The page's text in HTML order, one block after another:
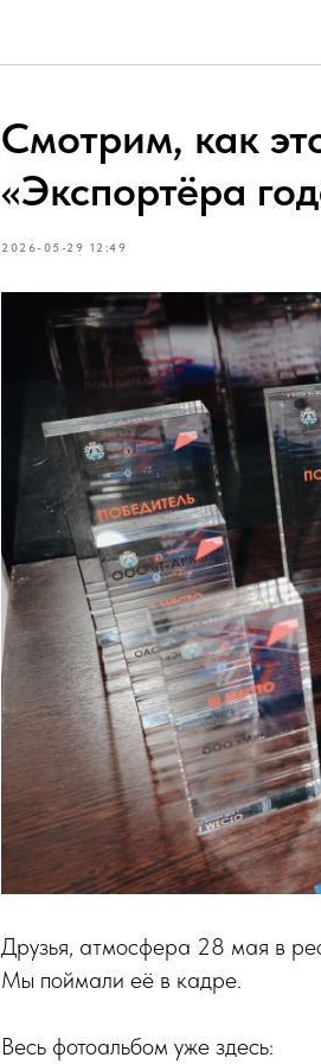
Смотрим, как
«Экспортёра
2026-05-29 12:49
Друзья, атмосфера 28 мая в
Мы поймали её в кадре.
Весь фотоальбом уже здесь: